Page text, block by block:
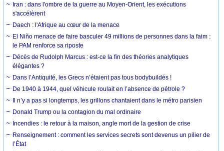
Iran : dans l'ombre de la guerre au Moyen-Orient, les exécutions
s'accélèrent
Daech : l'Afrique au cœur de la menace
El Niño menace de faire basculer 49 millions de personnes dans la faim :
le PAM renforce sa riposte
Décès de Rudolph Marcus : est-ce la fin des théories analytiques
élégantes ?
Dans l’Antiquité, les Grecs n’étaient pas tous bodybuildés !
De 1940 à 1944, quel véhicule roulait en l’absence de pétrole ?
Il n’y a pas si longtemps, les grillons chantaient dans le métro parisien
Donald Trump ou la contagion du mal ordinaire
Incendies : le retour à la maison, angle mort de la gestion de crise
Renseignement : comment les services secrets sont devenus un pilier de
l’État